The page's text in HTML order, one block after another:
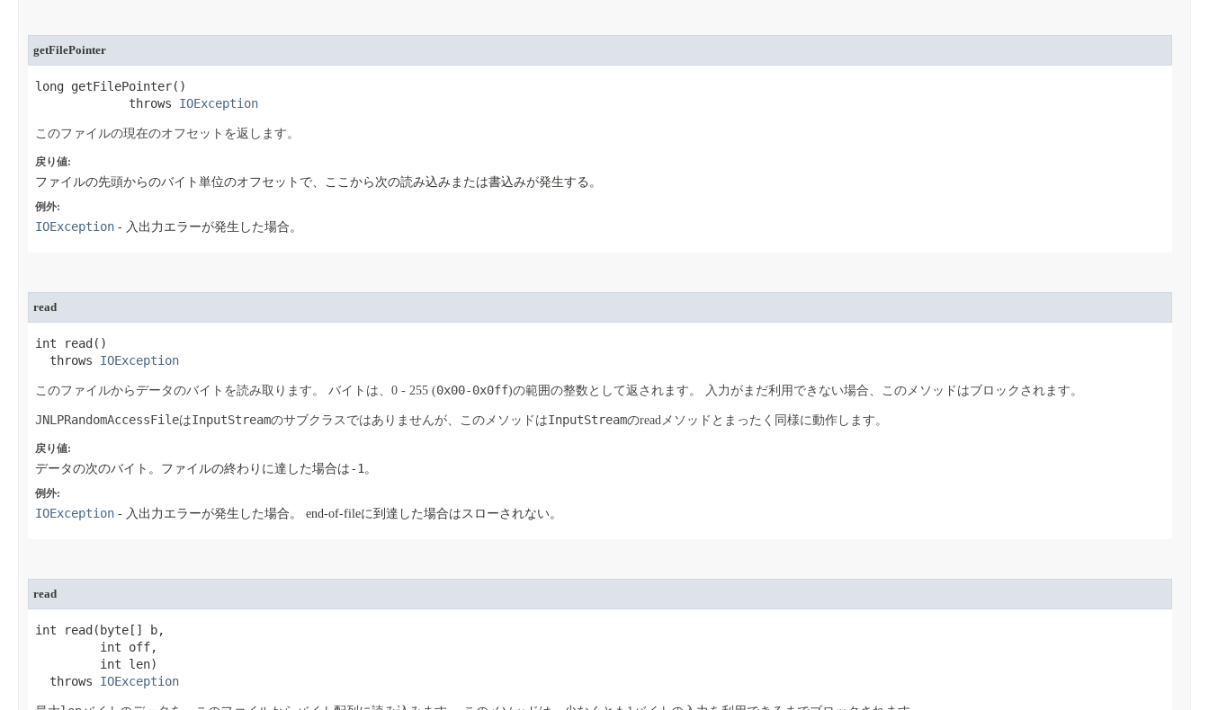
getFilePointer
long getFilePointer​()
             throws
IOException
このファイルの現在のオフセットを返します。
戻り値:
ファイルの先頭からのバイト単位のオフセットで、ここから次の読み込みまたは書込みが発生する。
例外:
IOException - 入出力エラーが発生した場合。
read
int read​()
  throws
IOException
このファイルからデータのバイトを読み取ります。 バイトは、0 - 255 (0x00-0x0ff)の範囲の整数として返されます。 入力がまだ利用できない場合、このメソッドはブロックされます。
JNLPRandomAccessFileはInputStreamのサブクラスではありませんが、このメソッドはInputStreamのreadメソッドとまったく同様に動作します。
戻り値:
データの次のバイト。ファイルの終わりに達した場合は -1 。
例外:
IOException - 入出力エラーが発生した場合。 end-of-fileに到達した場合はスローされない。
read
int read​(byte[] b,
         int off,
         int len)
  throws
IOException